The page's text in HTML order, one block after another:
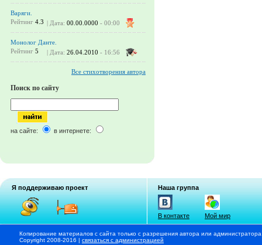
Варяги.
Рейтинг 4.3 | Дата: 00.00.0000 - 00:00
Монолог Данте.
Рейтинг 5 | Дата: 26.04.2010 - 16:56
Все стихотворения автора
Поиск по сайту
на сайте: в интернете:
Я поддерживаю проект Наша группа
В контакте Мой мир
Копирование материалов с сайта только с разрешения автора или
Copyright 2008-2016 | связаться с администрацией